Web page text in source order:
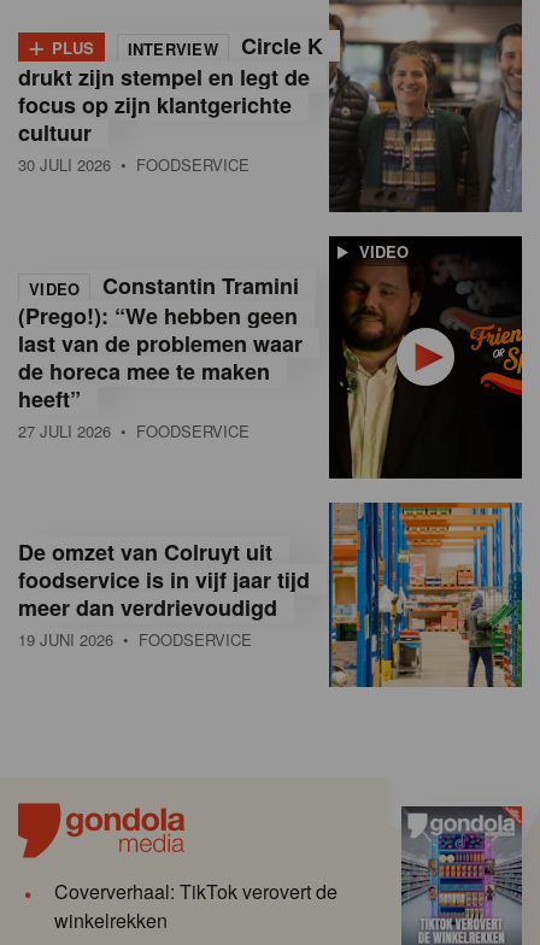
+ PLUS INTERVIEW
Circle K
drukt zijn stempel en legt de
focus op zijn klantgerichte
cultuur
30 JULI 2026 • FOODSERVICE
VIDEO
VIDEO
Constantin Tramini
(Prego!): “We hebben geen
last van de problemen waar
de horeca mee te maken
heeft”
27 JULI 2026 • FOODSERVICE
De omzet van Colruyt uit
foodservice is in vijf jaar tijd
meer dan verdrievoudigd
19 JUNI 2026 • FOODSERVICE
Coververhaal: TikTok verovert de
winkelrekken